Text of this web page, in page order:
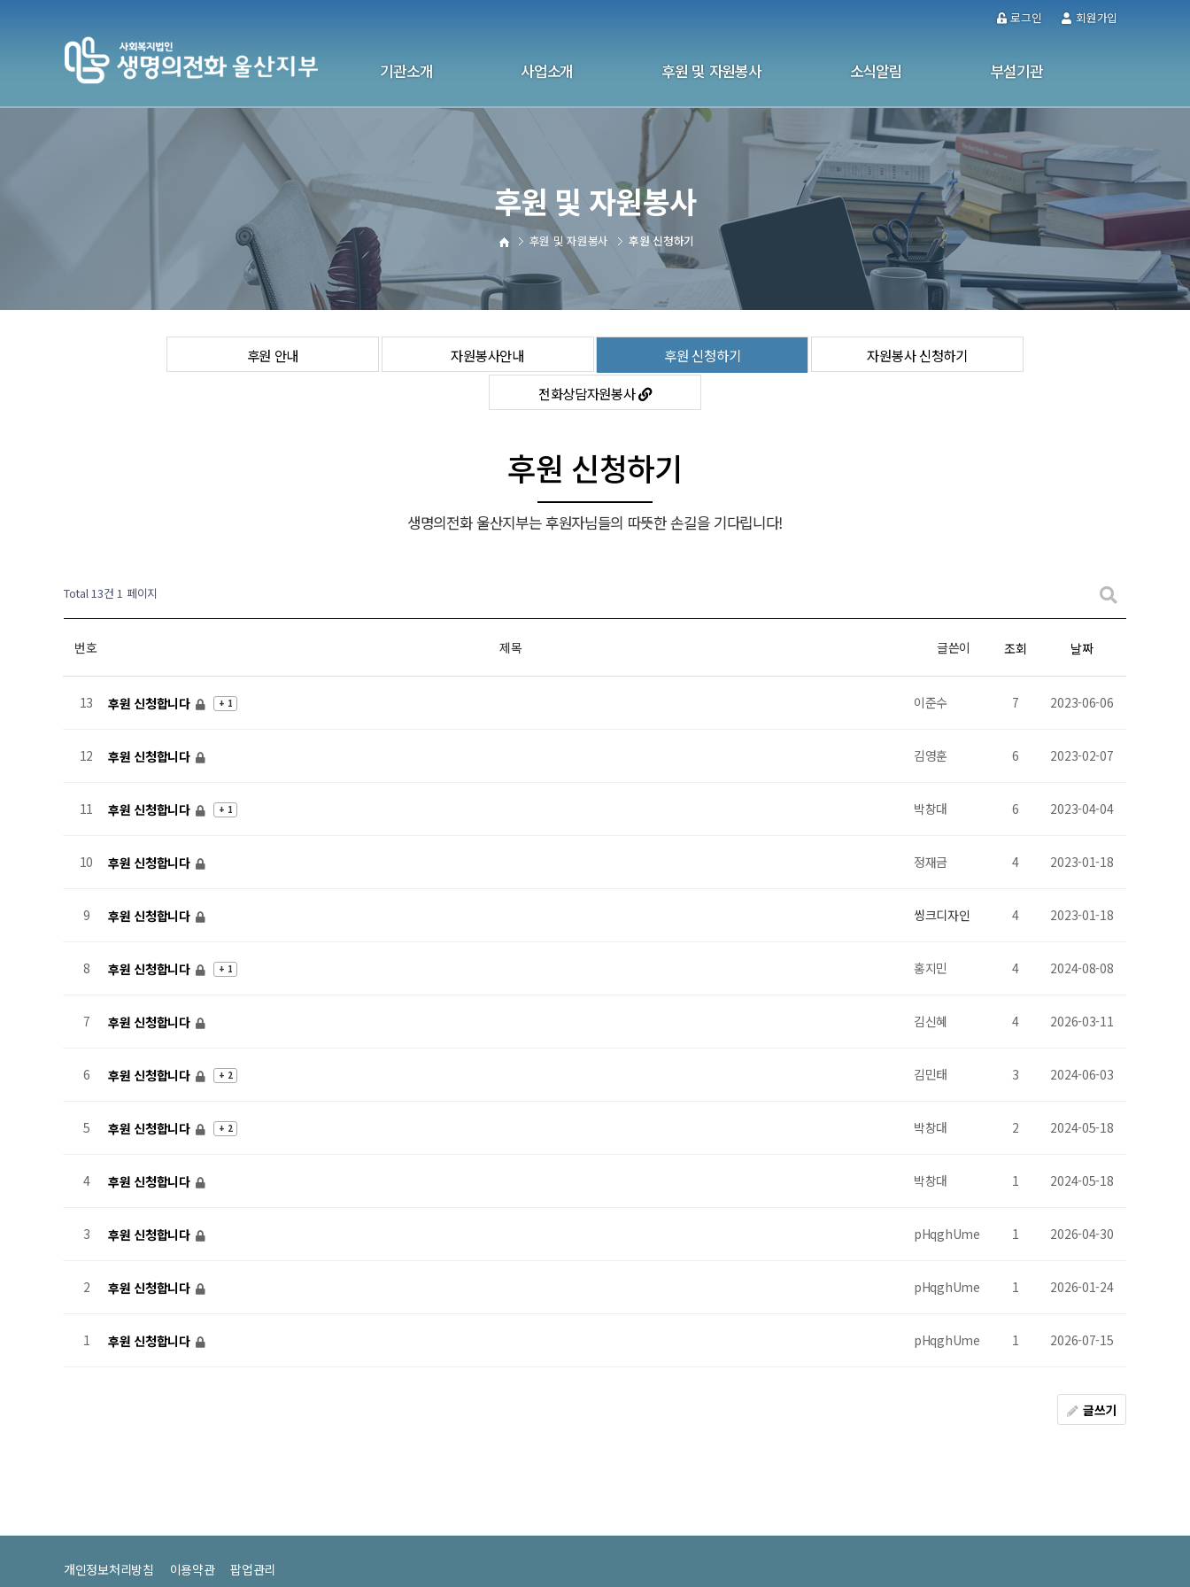
로그인 회원가입
기관소개
전국센터 및 국제협회
연락처 및 오시는길
사업소개
자살예방사업
교육사업
교육 신청하기
후원 및 자원봉사
후원 신청하기
자원봉사 신청하기
전화상담자원봉사
소식알림
공지사항
사업소식
사진자료실
소식지
부설기관
울산남구가정폭력·성폭력통합상담소
성인문해교육센터
사이버 상담
후원 안내 자원봉사안내 후원 신청하기
자원봉사 신청하기
전화상담자원봉사
후원 및 자원봉사 후원 신청하기
후원 및 자원봉사
후원 신청하기
생명의전화 울산지부는 후원자님들의 따뜻한 손길을 기다립니다!
Total 13건 1 페이지
번호 제목 글쓴이 조회 날짜
13 후원 신청합니다 + 1 이준수 7 2023-06-06
12 후원 신청합니다 김영훈 6 2023-02-07
11 후원 신청합니다 + 1 박창대 6 2023-04-04
10 후원 신청합니다 정재금 4 2023-01-18
9 후원 신청합니다 씽크디자인 4 2023-01-18
8 후원 신청합니다 + 1 홍지민 4 2024-08-08
7 후원 신청합니다 김신혜 4 2026-03-11
6 후원 신청합니다 + 2 김민태 3 2024-06-03
5 후원 신청합니다 + 2 박창대 2 2024-05-18
4 후원 신청합니다 박창대 1 2024-05-18
3 후원 신청합니다 pHqghUme 1 2026-04-30
2 후원 신청합니다 pHqghUme 1 2026-01-24
1 후원 신청합니다 pHqghUme 1 2026-07-15
글쓰기
개인정보처리방침 이용약관 팝업관리